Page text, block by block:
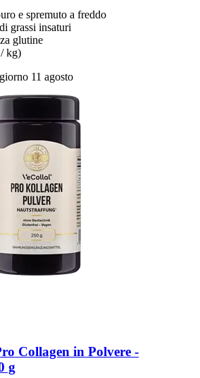
e spremuto a freddo
grassi insaturi
glutine
kg)
11 agosto
Collagen in Polvere -​
g